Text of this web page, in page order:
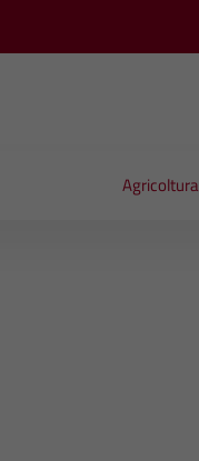
Agricoltura